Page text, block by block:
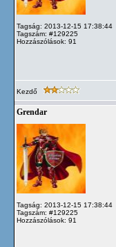
Tagság: 2013-12-15 17:38:44
Tagszám: #129225
Hozzászólások: 91
Kezdő
Grendar
Tagság: 2013-12-15 17:38:44
Tagszám: #129225
Hozzászólások: 91